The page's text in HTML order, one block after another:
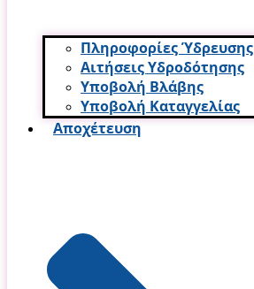
Πληροφορίες Ύδρευσης
Αιτήσεις Υδροδότησης
Υποβολή Βλάβης
Υποβολή Καταγγελίας
Αποχέτευση